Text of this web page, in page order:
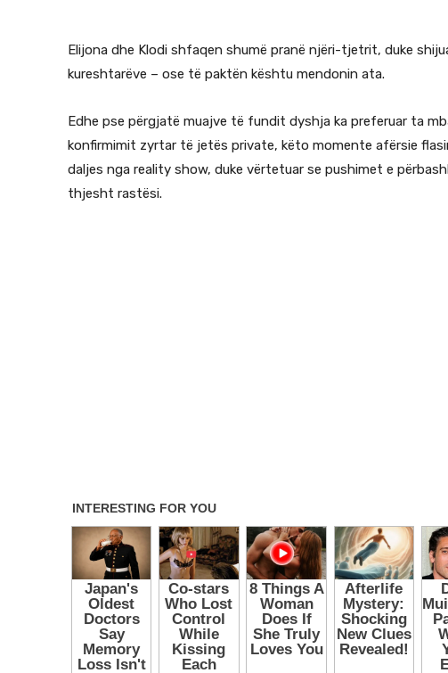
Elijona dhe Klodi shfaqen shumë pranë njëri-tjetrit, duke
kureshtarëve – ose të paktën kështu mendonin ata.
Edhe pse përgjatë muajve të fundit dyshja ka preferuar ta
konfirmimit zyrtar të jetës private, këto momente afërsie
daljes nga reality show, duke vërtetuar se pushimet e
thjesht rastësi.